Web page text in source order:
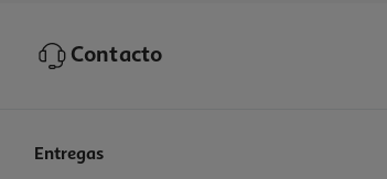
Contacto
Entregas